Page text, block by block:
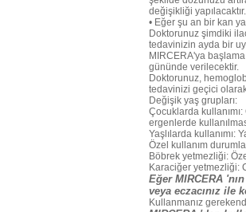
değişikliği yapılacaktır.
• Eğer şu an bir kan
Doktorunuz şimdiki
tedavinizin ayda bir
MIRCERA'ya
gününde verilecektir.
Doktorunuz,
tedavinizi geçici
Değişik yaş grupları:
Çocuklarda
ergenlerde
Yaşlılarda kullanımı:
Özel kullanım
Böbrek yetmezliği:
Karaciğer yetmezliği:
Eğer MIRCERA
veya eczacınız ile
Kullanmanız